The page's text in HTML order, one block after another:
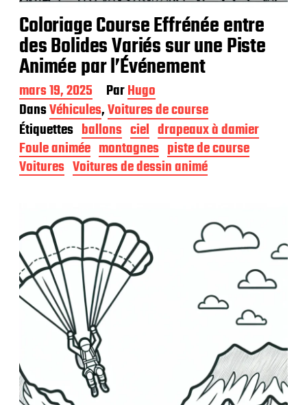
Coloriage Course Effrénée entre
des Bolides Variés sur une Piste
Animée par l’Événement
D
a
t
e
d
e
p
i
c
a
t
i
o
mars 19, 2025 ParHugo
DansVéhicules,Voitures de course
Étiquettes ballons ciel drapeaux à damier
Foule animée montagnes piste de course
Voitures Voitures de dessin animé